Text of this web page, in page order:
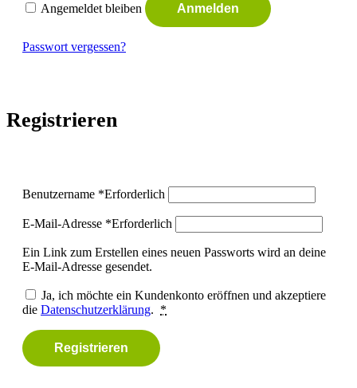
Angemeldet bleiben Anmelden
Passwort vergessen?
Registrieren
Benutzername *Erforderlich
E-Mail-Adresse *Erforderlich
Ein Link zum Erstellen eines neuen Passworts wird an deine
E-Mail-Adresse gesendet.
Ja, ich möchte ein Kundenkonto eröffnen und akzeptiere
die Datenschutzerklärung. *
Registrieren